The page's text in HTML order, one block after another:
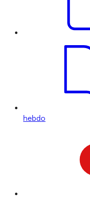
hebdo